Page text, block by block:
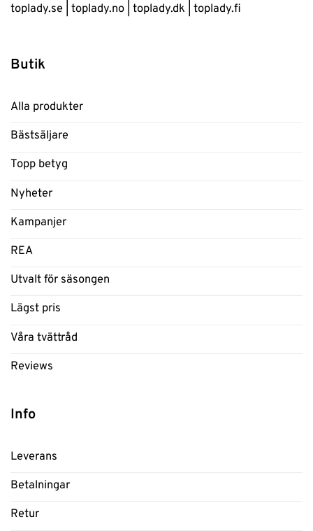
toplady.se toplady.no toplady.dk toplady.fi
Butik
Alla produkter
Bästsäljare
Topp betyg
Nyheter
Kampanjer
REA
Utvalt för säsongen
Lägst pris
Våra tvättråd
Reviews
Info
Leverans
Betalningar
Retur